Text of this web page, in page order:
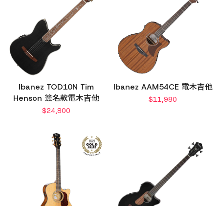
Ibanez TOD10N Tim
Henson 簽名款電木吉他
$24,800
Ibanez AAM54CE 電木吉他
$11,980